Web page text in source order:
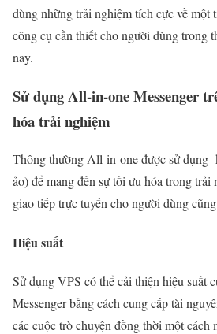
dùng những trải nghiệm tích cực về một
công cụ cần thiết cho người dùng trong
nay.
Sử dụng All-in-one Messenger
hóa trải nghiệm
Thông thường All-in-one được sử dụng
ảo) để mang đến sự tối ưu hóa trong trải
giao tiếp trực tuyến cho người dùng
Hiệu suất
Sử dụng VPS có thể cải thiện hiệu suất
Messenger bằng cách cung cấp tài
các cuộc trò chuyện đồng thời một cách